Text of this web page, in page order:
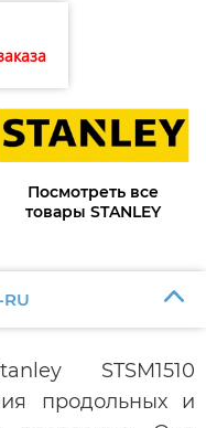
Посмотреть все
товары STANLEY
STSM1510
продольных и